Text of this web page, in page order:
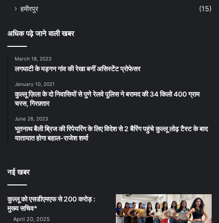
हमीरपुर
(15)
अधिक पढ़े जाने वाली खबर
March 18, 2023
लगघाटी के मड़गन गांव की रेखा बनीं असिस्टेंट प्रोफेसर
January 10, 2021
कुल्लू ज़िला के दो निवासियों से पुणे रेलवे पुलिस ने बरामद की 34 किलो 400 ग्राम
चरस, गिरफ़्तार
June 28, 2023
भूतनाथ बैली ब्रिज की रिपेयरिंग के लिए विदेश से 2 बैरिंग पहुंचे कुल्लू लोढ़ टैस्ट के बाद
यातायात होगा बहाल-राजेश शर्मा
नई खबर
कुल्लू को एसडीएमएफ से 200 करोड़ :
मुख्य सचिव*
April 20, 2025